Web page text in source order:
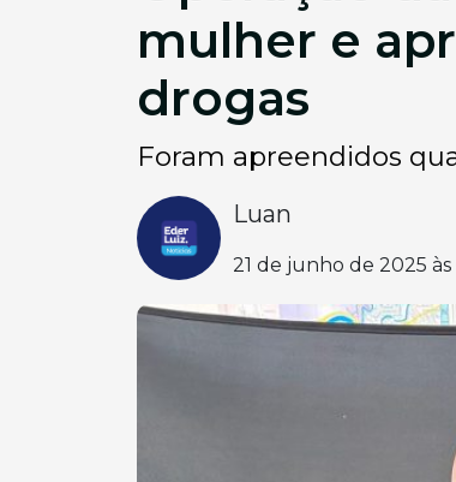
mulher e
drogas
Foram apreendidos
Luan
21 de junho de 2025 às